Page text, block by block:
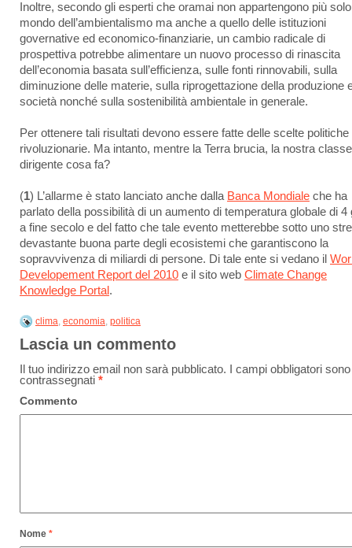
Inoltre, secondo gli esperti che oramai non appartengono più
mondo dell’ambientalismo ma anche a quello delle istituzioni
governative ed economico-finanziarie, un cambio radicale di
prospettiva potrebbe alimentare un nuovo processo di rinascita
dell’economia basata sull’efficienza, sulle fonti rinnovabili, sulla
diminuzione delle materie, sulla riprogettazione della produzione
società nonché sulla sostenibilità ambientale in generale.
Per ottenere tali risultati devono essere fatte delle scelte politiche
rivoluzionarie. Ma intanto, mentre la Terra brucia, la nostra classe
dirigente cosa fa?
(1) L’allarme è stato lanciato anche dalla Banca Mondiale che ha
parlato della possibilità di un aumento di temperatura globale di 4
a fine secolo e del fatto che tale evento metterebbe sotto uno
devastante buona parte degli ecosistemi che garantiscono la
sopravvivenza di miliardi di persone. Di tale ente si vedano il
Developement Report del 2010 e il sito web Climate Change
Knowledge Portal .
clima, economia, politica
Lascia un commento
Il tuo indirizzo email non sarà pubblicato. I campi obbligatori sono
contrassegnati *
Commento
Nome *